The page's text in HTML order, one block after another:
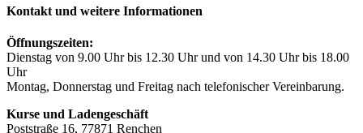
Kontakt und weitere Informationen
Öffnungszeiten:
Dienstag von 9.00 Uhr bis 12.30 Uhr und von 14.30 Uhr bis 18.00
Uhr
Montag, Donnerstag und Freitag nach telefonischer Vereinbarung.
Kurse und Ladengeschäft
Poststraße 16, 77871 Renchen